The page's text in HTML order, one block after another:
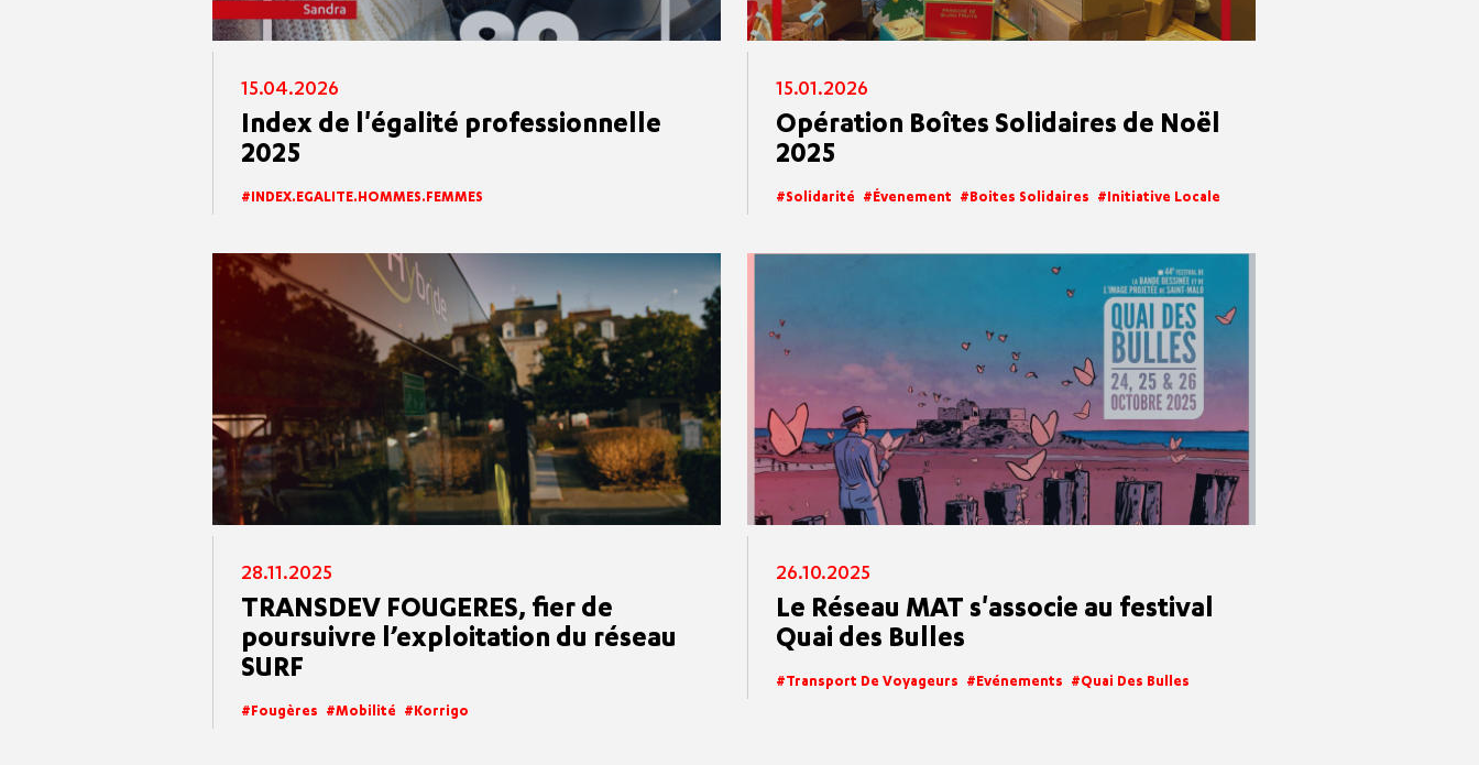
15.04.2026
Index de l'égalité professionnelle
2025
INDEX.EGALITE.HOMMES.FEMMES
15.01.2026
Opération Boîtes Solidaires de Noël
2025
Solidarité Évenement Boites Solidaires Initiative Locale
28.11.2025
TRANSDEV FOUGERES, fier de
poursuivre l’exploitation du réseau
SURF
Fougères Mobilité Korrigo
26.10.2025
Le Réseau MAT s'associe au festival
Quai des Bulles
Transport De Voyageurs Evénements Quai Des Bulles